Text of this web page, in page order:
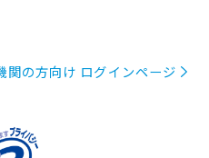
関の方向け ログインページ